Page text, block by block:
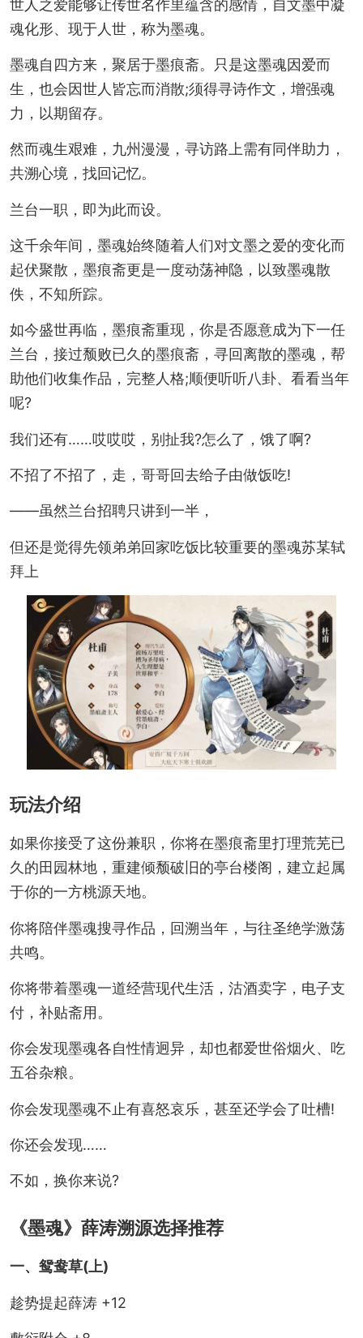
世人之爱能够让传世名作里蕴含的感情，自文墨中凝
魂化形、现于人世，称为墨魂。
墨魂自四方来，聚居于墨痕斋。只是这墨魂因爱而
生，也会因世人皆忘而消散;须得寻诗作文，增强魂
力，以期留存。
然而魂生艰难，九州漫漫，寻访路上需有同伴助力，
共溯心境，找回记忆。
兰台一职，即为此而设。
这千余年间，墨魂始终随着人们对文墨之爱的变化而
起伏聚散，墨痕斋更是一度动荡神隐，以致墨魂散
佚，不知所踪。
如今盛世再临，墨痕斋重现，你是否愿意成为下一任
兰台，接过颓败已久的墨痕斋，寻回离散的墨魂，帮
助他们收集作品，完整人格;顺便听听八卦、看看当年
呢?
我们还有……哎哎哎，别扯我?怎么了，饿了啊?
不招了不招了，走，哥哥回去给子由做饭吃!
——虽然兰台招聘只讲到一半，
但还是觉得先领弟弟回家吃饭比较重要的墨魂苏某轼
拜上
玩法介绍
如果你接受了这份兼职，你将在墨痕斋里打理荒芜已
久的田园林地，重建倾颓破旧的亭台楼阁，建立起属
于你的一方桃源天地。
你将陪伴墨魂搜寻作品，回溯当年，与往圣绝学激荡
共鸣。
你将带着墨魂一道经营现代生活，沽酒卖字，电子支
付，补贴斋用。
你会发现墨魂各自性情迥异，却也都爱世俗烟火、吃
五谷杂粮。
你会发现墨魂不止有喜怒哀乐，甚至还学会了吐槽!
你还会发现……
不如，换你来说?
《墨魂》薛涛溯源选择推荐
一、鸳鸯草(上)
趁势提起薛涛 +12